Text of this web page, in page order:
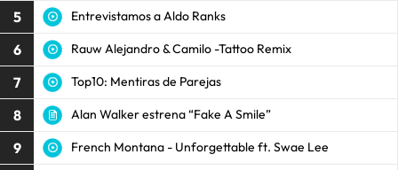
5 Entrevistamos a Aldo Ranks
6 Rauw Alejandro & Camilo -Tattoo Remix
7 Top10: Mentiras de Parejas
8 Alan Walker estrena “Fake A Smile”
9 French Montana - Unforgettable ft. Swae Lee